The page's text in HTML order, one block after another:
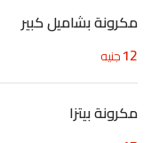
مكرونة بشاميل كبير
12جنيه
مكرونة بيتزا